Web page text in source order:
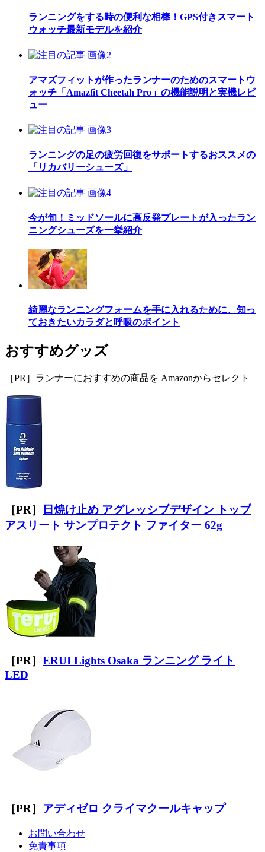
ランニングをする時の便利な相棒！GPS付きスマート
ウォッチ最新モデルを紹介
アマズフィットが作ったランナーのためのスマートウ
ォッチ「Amazfit Cheetah Pro」の機能説明と実機レビ
ュー
ランニングの足の疲労回復をサポートするおススメの
「リカバリーシューズ」
今が旬！ミッドソールに高反発プレートが入ったラン
ニングシューズを一挙紹介
綺麗なランニングフォームを手に入れるために、知っ
ておきたいカラダと呼吸のポイント
おすすめグッズ
［PR］ランナーにおすすめの商品を Amazonからセレクト
［PR］
日焼け止め アグレッシブデザイン トップ
アスリート サンプロテクト ファイター 62g
［PR］ ERUI Lights Osaka ランニング ライト
LED
［PR］ アディゼロ クライマクールキャップ
お問い合わせ
免責事項